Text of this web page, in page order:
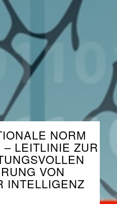
NORM
LEITLINIE ZUR
VON
INTELLIGENZ